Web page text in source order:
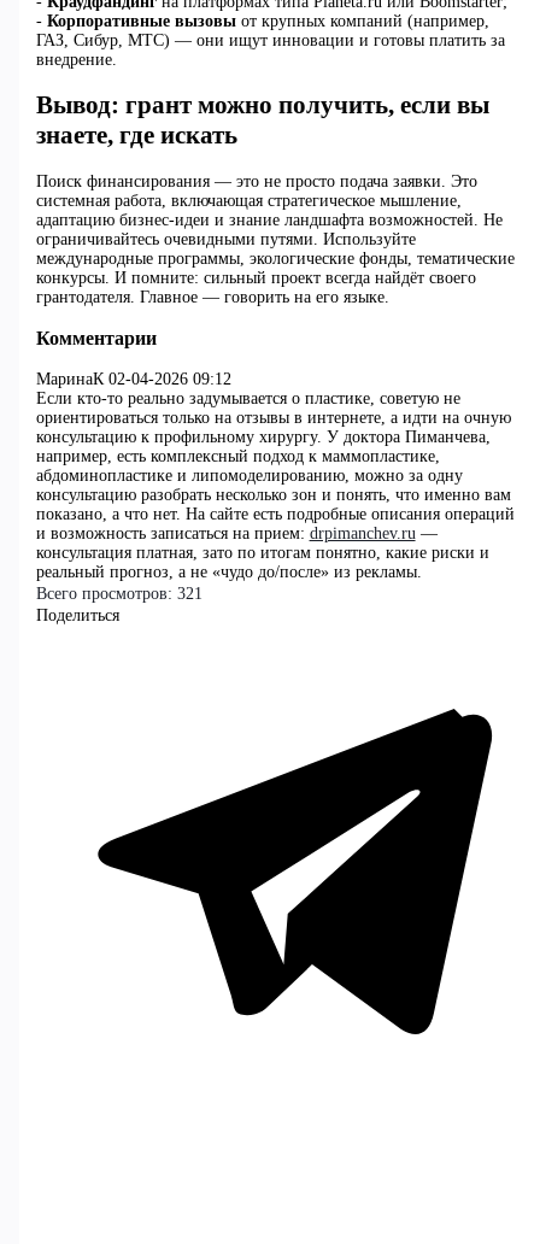
- Корпоративные вызовыот крупных компаний (например,
ГАЗ, Сибур, МТС) — они ищут инновации и готовы платить за
внедрение.
Вывод: грант можно получить, если вы
знаете, где искать
Поиск финансирования — это не просто подача заявки. Это
системная работа, включающая стратегическое мышление,
адаптацию бизнес-идеи и знание ландшафта возможностей. Не
ограничивайтесь очевидными путями. Используйте
международные программы, экологические фонды, тематические
конкурсы. И помните: сильный проект всегда найдёт своего
грантодателя. Главное — говорить на его языке.
Комментарии
МаринаК 02-04-2026 09:12
Если кто-то реально задумывается о пластике, советую не
ориентироваться только на отзывы в интернете, а идти на очную
консультацию к профильному хирургу. У доктора Пиманчева,
например, есть комплексный подход к маммопластике,
абдоминопластике и липомоделированию, можно за одну
консультацию разобрать несколько зон и понять, что именно вам
показано, а что нет. На сайте есть подробные описания операций
и возможность записаться на прием: drpimanchev.ru—
консультация платная, зато по итогам понятно, какие риски и
реальный прогноз, а не «чудо до/после» из рекламы.
Всего просмотров: 321
Поделиться